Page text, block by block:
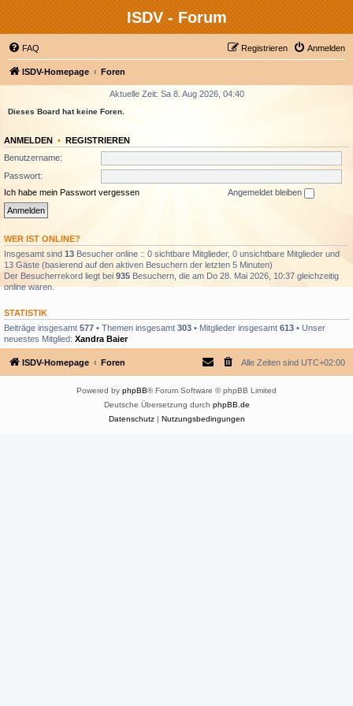
ISDV - Forum
FAQ Anmelden
Registrieren
ISDV-Homepage Foren
Aktuelle Zeit: Sa 8. Aug 2026, 04:40
Dieses Board hat keine Foren.
ANMELDEN • REGISTRIEREN
Benutzername:
Passwort:
Ich habe mein Passwort vergessen
Angemeldet bleiben
WER IST ONLINE?
Insgesamt sind 13 Besucher online :: 0 sichtbare Mitglieder, 0 unsichtbare Mitglieder und
13 Gäste (basierend auf den aktiven Besuchern der letzten 5 Minuten)
Der Besucherrekord liegt bei 935 Besuchern, die am Do 28. Mai 2026, 10:37 gleichzeitig
online waren.
STATISTIK
Beiträge insgesamt 577 • Themen insgesamt 303 • Mitglieder insgesamt 613 • Unser
neuestes Mitglied: Xandra Baier
ISDV-Homepage Foren Alle Zeiten sind UTC+02:00
Powered by phpBB® Forum Software © phpBB Limited
Deutsche Übersetzung durch phpBB.de
Datenschutz| Nutzungsbedingungen